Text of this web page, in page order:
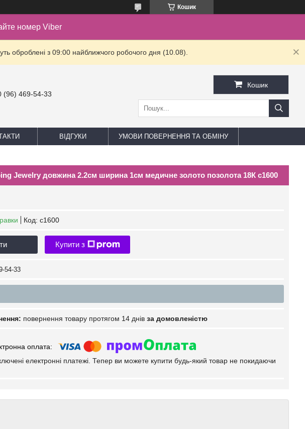
Кошик
номер Viber
оброблені з 09:00 найближчого робочого дня (10.08).
(96) 469-54-33
Кошик
ВІДГУКИ УМОВИ ПОВЕРНЕННЯ ТА ОБМІНУ
Jewelry довжина 2.2см ширина 1см медичне золото позолота 18К с1600
Код: с1600
Купити з
54-33
повернення товару протягом 14 днів за домовленістю
електронні платежі. Тепер ви можете купити будь-який товар не покидаючи